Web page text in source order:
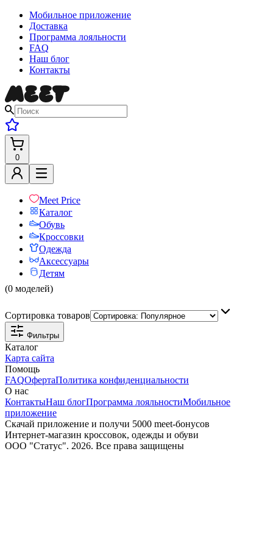
Мобильное приложение
Доставка
Программа лояльности
FAQ
Наш блог
Контакты
0
Meet Price
Каталог
Обувь
Кроссовки
Одежда
Аксессуары
Детям
(0 моделей)
Сортировка товаров
Фильтры
Каталог
Карта сайта
Помощь
FAQОфертаПолитика конфиденциальности
О нас
КонтактыНаш блогПрограмма лояльностиМобильное
приложение
Скачай приложение и получи 5000 meet-бонусов
Интернет-магазин кроссовок, одежды и обуви
ООО "Статус". 2026. Все права защищены